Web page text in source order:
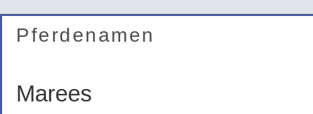
Pferdenamen
Marees